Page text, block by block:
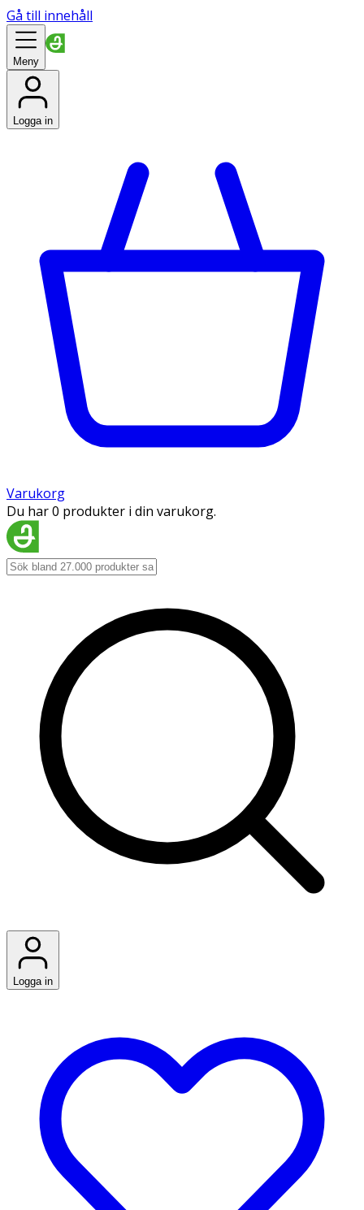
Gå till innehåll
Meny
Logga in
Varukorg
Du har 0 produkter i din varukorg.
Logga in